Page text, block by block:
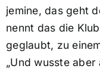
jemine, das geht
nennt das die
geglaubt, zu
„Und wusste